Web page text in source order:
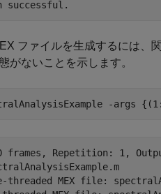
ファイルを生成するには、
がないことを示します。
-args
frames, Repetition: 1,
MEX file: